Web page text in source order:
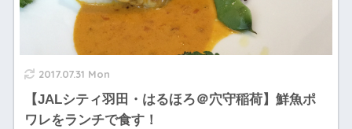
2017.07.31 Mon
【JALシティ羽田・はるほろ＠穴守稲荷】鮮魚ポ
ワレをランチで食す！